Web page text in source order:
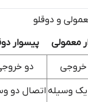
و دوقلو
معمولی پیسوار
دو
وسیله اتصال دو